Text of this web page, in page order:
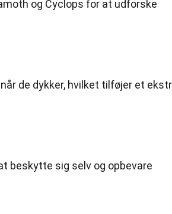
og Cyclops for at udforske
de dykker, hvilket tilføjer et
beskytte sig selv og opbevare